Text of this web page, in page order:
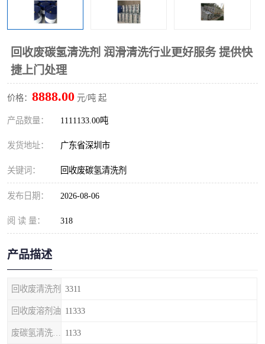
回收废碳氢清洗剂 润滑清洗行业更好服务 提供快
捷上门处理
价格： 8888.00 元/吨 起
产品数量： 1111133.00吨
发货地址： 广东省深圳市
关键词： 回收废碳氢清洗剂
发布日期： 2026-08-06
阅 读 量： 318
产品描述
回收废清洗剂 3311
回收废溶剂油 11333
1133